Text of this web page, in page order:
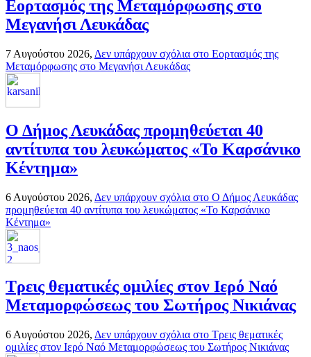
Εορτασμός της Μεταμόρφωσης στο
Μεγανήσι Λευκάδας
7 Αυγούστου 2026, Δεν υπάρχουν σχόλια στο Εορτασμός της
Μεταμόρφωσης στο Μεγανήσι Λευκάδας
Ο Δήμος Λευκάδας προμηθεύεται 40
αντίτυπα του λευκώματος «Το Καρσάνικο
Κέντημα»
6 Αυγούστου 2026, Δεν υπάρχουν σχόλια στο Ο Δήμος Λευκάδας
προμηθεύεται 40 αντίτυπα του λευκώματος «Το Καρσάνικο
Κέντημα»
Τρεις θεματικές ομιλίες στον Ιερό Ναό
Μεταμορφώσεως του Σωτήρος Νικιάνας
6 Αυγούστου 2026, Δεν υπάρχουν σχόλια στο Τρεις θεματικές
ομιλίες στον Ιερό Ναό Μεταμορφώσεως του Σωτήρος Νικιάνας